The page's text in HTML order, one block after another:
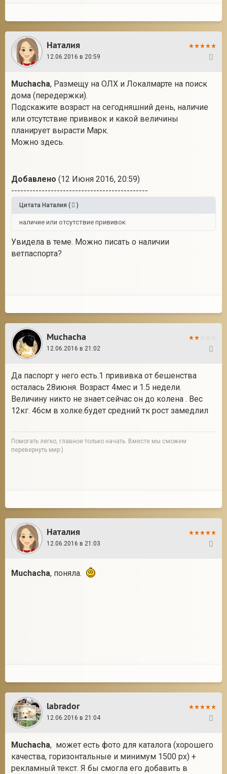
Наталия
12.06.2016 в 20:59
Muchacha, Размещу на ОЛХ и Локалмарте на поиск
дома (передержки).
Подскажите возраст на сегодняшний день, наличие
или отсутствие прививок и какой величины
планирует вырасти Марк.
Можно здесь.
Добавлено (12 Июня 2016, 20:59)
---------------------------------------------
Цитата Наталия ( )
наличие или отсутствие прививок
Увидела в теме. Можно писать о наличии
ветпаспорта?
Muchacha
12.06.2016 в 21:02
Да паспорт у него есть.1 прививка от бешенства
осталась 28июня. Возраст 4мес и 1.5 недели.
Величину никто не знает.сейчас он до колена . Вес
12кг. 46см в холке.будет средний тк рост замедлил
Помогать легко, главное только начать. Вместе мы сможем
перевернуть мир:)
Наталия
12.06.2016 в 21:03
Muchacha, поняла.
labrador
12.06.2016 в 21:04
Muchacha, может есть фото для каталога (хорошего
качества, горизонтальные и минимум 1500 px) +
рекламный текст. Я бы смогла его добавить в